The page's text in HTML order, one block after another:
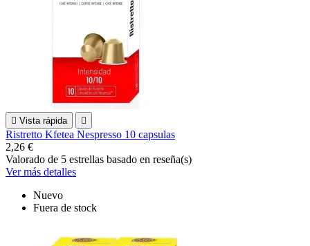
 Vista rápida 
Ristretto Kfetea Nespresso 10 capsulas
2,26 €
Valorado de 5 estrellas basado en reseña(s)
Ver más detalles
Nuevo
Fuera de stock